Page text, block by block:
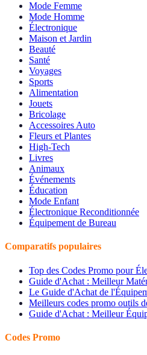
Mode Femme
Mode Homme
Électronique
Maison et Jardin
Beauté
Santé
Voyages
Sports
Alimentation
Jouets
Bricolage
Accessoires Auto
Fleurs et Plantes
High-Tech
Livres
Animaux
Événements
Éducation
Mode Enfant
Électronique Reconditionnée
Équipement de Bureau
Comparatifs populaires
Top des Codes Promo pour
Guide d'Achat : Meilleur
Le Guide d'Achat de
Meilleurs codes promo outils
Guide d'Achat : Meilleur
Codes Promo